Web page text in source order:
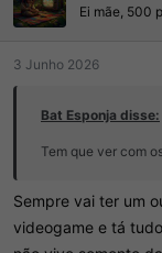
Ei mãe, 500
3 Junho 2026
Bat Esponja disse:
Tem que ver com
Sempre vai ter um
videogame e tá